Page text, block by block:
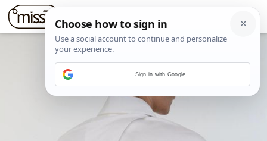
Sign in with Google